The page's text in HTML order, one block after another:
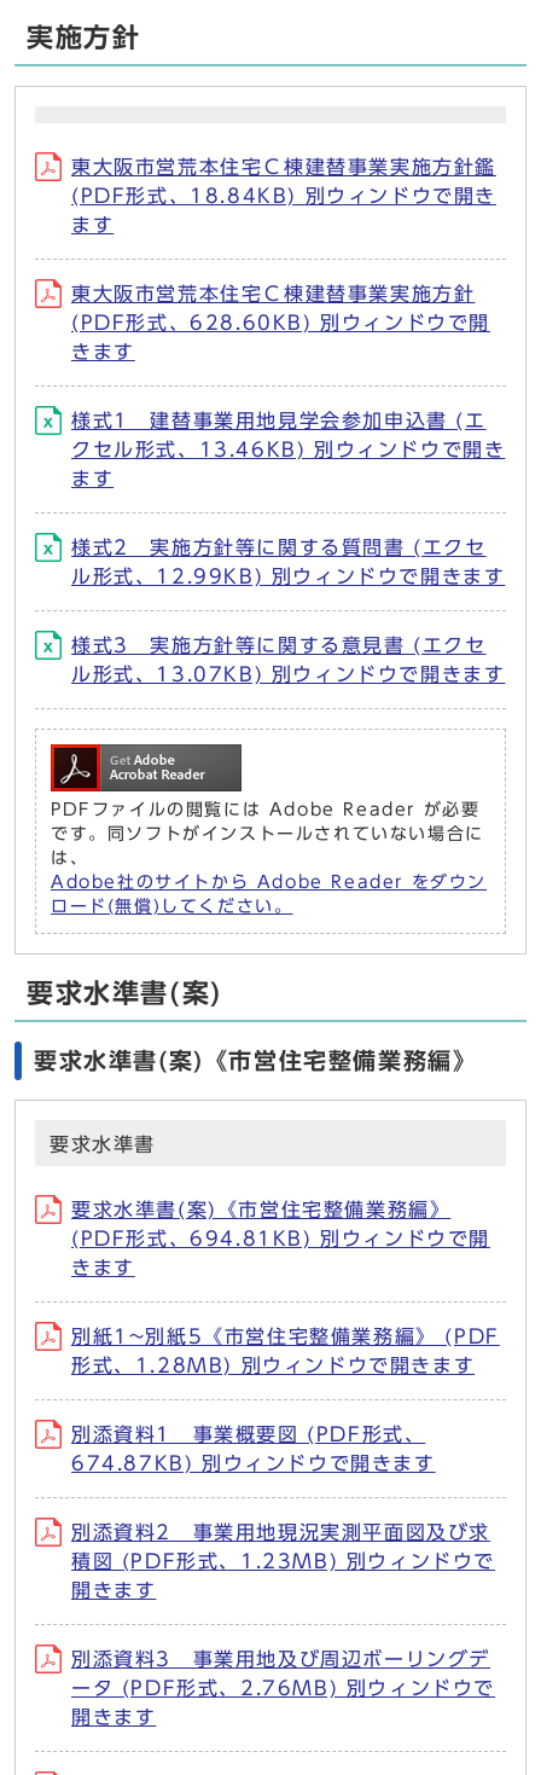
実施方針
東大阪市営荒本住宅Ｃ棟建替事業実施方針鑑
(PDF形式、18.84KB) 別ウィンドウで開き
ます
東大阪市営荒本住宅Ｃ棟建替事業実施方針
(PDF形式、628.60KB) 別ウィンドウで開
きます
様式1 建替事業用地見学会参加申込書 (エ
クセル形式、13.46KB) 別ウィンドウで開き
ます
様式2 実施方針等に関する質問書 (エクセ
ル形式、12.99KB) 別ウィンドウで開きます
様式3 実施方針等に関する意見書 (エクセ
ル形式、13.07KB) 別ウィンドウで開きます
PDFファイルの閲覧には Adobe Reader が必要
です。同ソフトがインストールされていない場合に
は、
Adobe社のサイトから Adobe Reader をダウン
ロード(無償)してください。
要求水準書(案)
要求水準書(案)《市営住宅整備業務編》
要求水準書
要求水準書(案)《市営住宅整備業務編》
(PDF形式、694.81KB) 別ウィンドウで開
きます
別紙1~別紙5《市営住宅整備業務編》 (PDF
形式、1.28MB) 別ウィンドウで開きます
別添資料1 事業概要図 (PDF形式、
674.87KB) 別ウィンドウで開きます
別添資料2 事業用地現況実測平面図及び求
積図 (PDF形式、1.23MB) 別ウィンドウで
開きます
別添資料3 事業用地及び周辺ボーリングデ
ータ (PDF形式、2.76MB) 別ウィンドウで
開きます